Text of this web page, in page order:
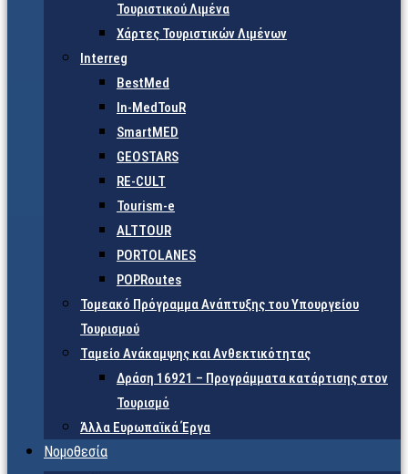
Τουριστικού Λιμένα
Χάρτες Τουριστικών Λιμένων
Interreg
BestMed
In-MedTouR
SmartMED
GEOSTARS
RE-CULT
Tourism-e
ALTTOUR
PORTOLANES
POPRoutes
Τομεακό Πρόγραμμα Ανάπτυξης του Υπουργείου
Τουρισμού
Ταμείο Ανάκαμψης και Ανθεκτικότητας
Δράση 16921 – Προγράμματα κατάρτισης στον
Τουρισμό
Άλλα Ευρωπαϊκά Έργα
Νομοθεσία